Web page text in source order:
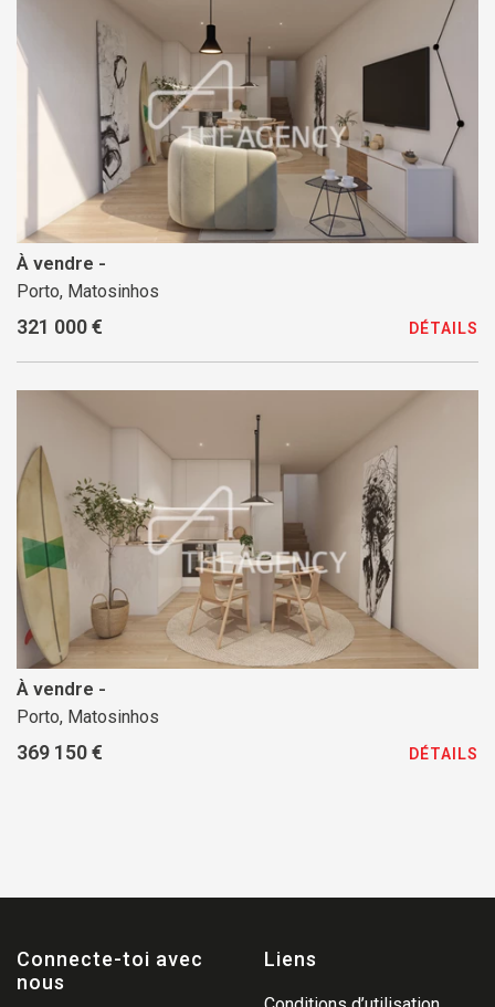
À vendre -
Porto, Matosinhos
321 000 € DÉTAILS
À vendre -
Porto, Matosinhos
369 150 € DÉTAILS
Connecte-toi avec
nous
Liens